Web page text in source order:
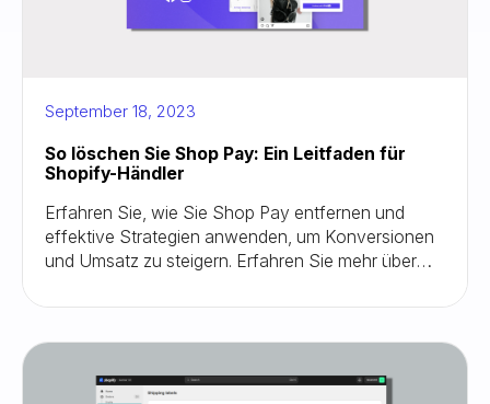
Potenzial Ihres Onlineshops aus. Beginnen Sie mit
Zuversicht mit der Bearbeitung und beobachten
September 18, 2023
So löschen Sie Shop Pay: Ein Leitfaden für
Shopify-Händler
Erfahren Sie, wie Sie Shop Pay entfernen und
effektive Strategien anwenden, um Konversionen
und Umsatz zu steigern. Erfahren Sie mehr über
reibungsloses und umsatzsteigerndes Checkout-